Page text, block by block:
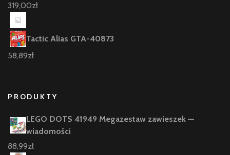
319,00zł
Tactic Alias GTA-40873
58,89zł
PRODUKTY
LEGO DOTS 41949 Megazestaw zawieszek —
wiadomości
88,99zł